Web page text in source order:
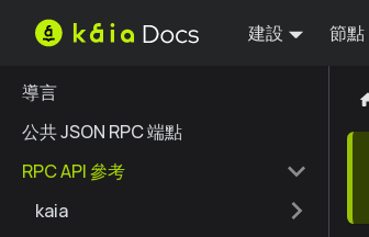
建設 節點
導言
公共 JSON RPC 端點
RPC API 參考
kaia